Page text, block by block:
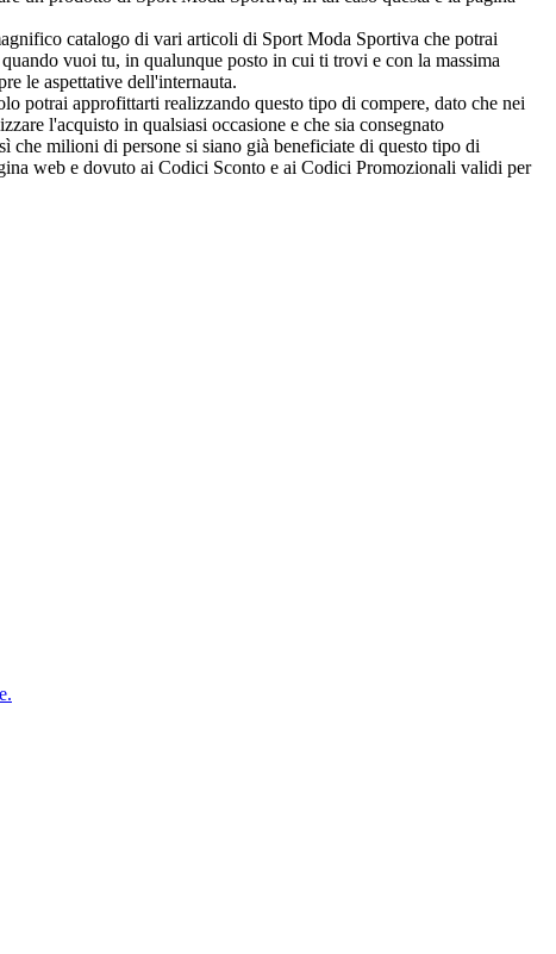
catalogo di vari articoli di Sport Moda Sportiva che potrai
vuoi tu, in qualunque posto in cui ti trovi e con la massima
le aspettative dell'internauta.
potrai approfittarti realizzando questo tipo di compere, dato che nei
l'acquisto in qualsiasi occasione e che sia consegnato
che milioni di persone si siano già beneficiate di questo tipo di
web e dovuto ai Codici Sconto e ai Codici Promozionali validi per